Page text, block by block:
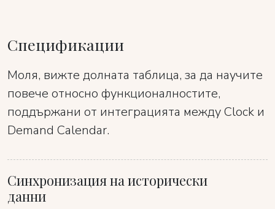
Спецификации
Моля, вижте долната таблица, за да научите
повече относно функционалностите,
поддържани от интеграцията между Clock и
Demand Calendar.
Синхронизация на исторически
данни